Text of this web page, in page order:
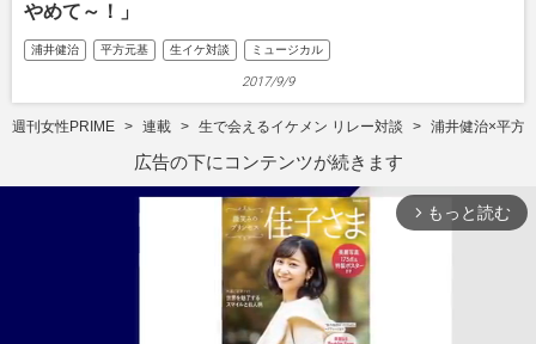
やめて～！」
浦井健治 平方元基 生イケ対談 ミュージカル
2017/9/9
週刊女性PRIME 連載 生で会えるイケメン リレー対談 浦井健治×平方
広告の下にコンテンツが続きます
arrow_forward_ios もっと読む